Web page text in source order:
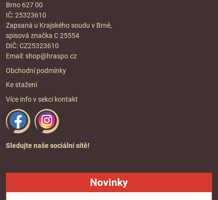
Brno 627 00
IČ: 25323610
Zapsaná u Krajského soudu v Brně,
spisová značka C 25554
DIČ: CZ25323610
Email: shop@hraspo.cz
Obchodní podmínky
Ke stažení
Více info v sekci kontakt
Sledujte naše sociální sítě!
Novinky